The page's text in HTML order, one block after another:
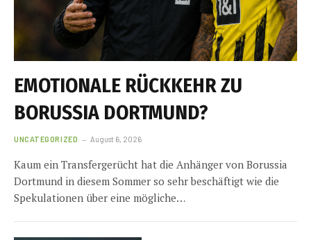
EMOTIONALE RÜCKKEHR ZU
BORUSSIA DORTMUND?
UNCATEGORIZED August 6, 2026
Kaum ein Transfergerücht hat die Anhänger von Borussia
Dortmund in diesem Sommer so sehr beschäftigt wie die
Spekulationen über eine mögliche…